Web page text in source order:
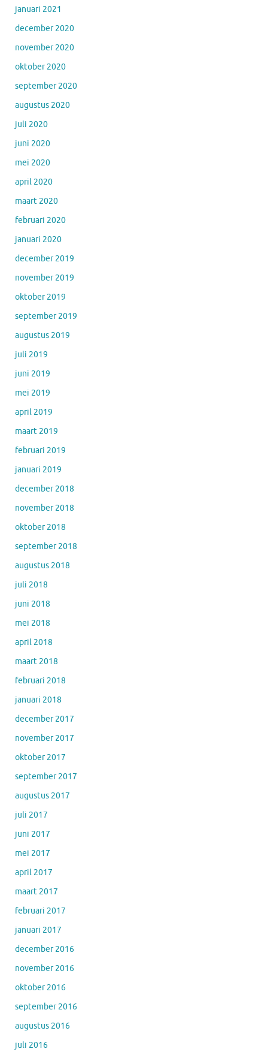
januari 2021
december 2020
november 2020
oktober 2020
september 2020
augustus 2020
juli 2020
juni 2020
mei 2020
april 2020
maart 2020
februari 2020
januari 2020
december 2019
november 2019
oktober 2019
september 2019
augustus 2019
juli 2019
juni 2019
mei 2019
april 2019
maart 2019
februari 2019
januari 2019
december 2018
november 2018
oktober 2018
september 2018
augustus 2018
juli 2018
juni 2018
mei 2018
april 2018
maart 2018
februari 2018
januari 2018
december 2017
november 2017
oktober 2017
september 2017
augustus 2017
juli 2017
juni 2017
mei 2017
april 2017
maart 2017
februari 2017
januari 2017
december 2016
november 2016
oktober 2016
september 2016
augustus 2016
juli 2016